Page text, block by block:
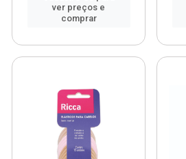
ver preços e
comprar